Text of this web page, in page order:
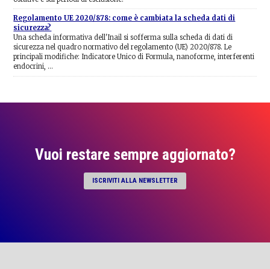
Regolamento UE 2020/878: come è cambiata la scheda dati di
sicurezza?
Una scheda informativa dell'Inail si sofferma sulla scheda di dati di
sicurezza nel quadro normativo del regolamento (UE) 2020/878. Le
principali modifiche: Indicatore Unico di Formula, nanoforme, interferenti
endocrini, …
Vuoi restare sempre aggiornato?
ISCRIVITI ALLA NEWSLETTER